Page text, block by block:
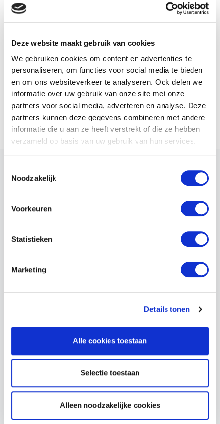
Deze website maakt gebruik van cookies
We gebruiken cookies om content en advertenties te
personaliseren, om functies voor social media te bieden
en om ons websiteverkeer te analyseren. Ook delen we
informatie over uw gebruik van onze site met onze
partners voor social media, adverteren en analyse. Deze
partners kunnen deze gegevens combineren met andere
informatie die u aan ze heeft verstrekt of die ze hebben
verzameld op basis van uw gebruik van hun services.
Noodzakelijk
Voorkeuren
Statistieken
Marketing
Details tonen
Alle cookies toestaan
Selectie toestaan
Alleen noodzakelijke cookies
Eind- en toetstermen
MBV
TBV
CCTV/VSS ID